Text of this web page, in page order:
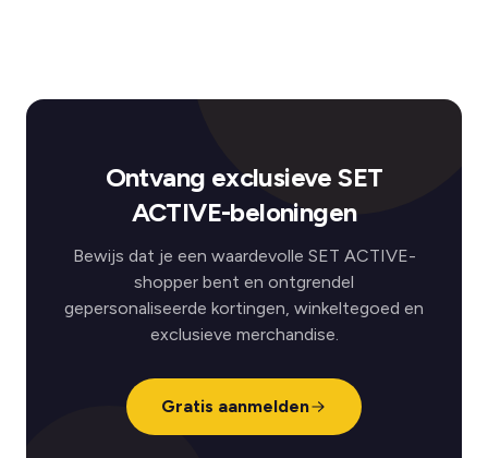
Ontvang exclusieve SET
ACTIVE-beloningen
Bewijs dat je een waardevolle SET ACTIVE-
shopper bent en ontgrendel
gepersonaliseerde kortingen, winkeltegoed en
exclusieve merchandise.
Gratis aanmelden